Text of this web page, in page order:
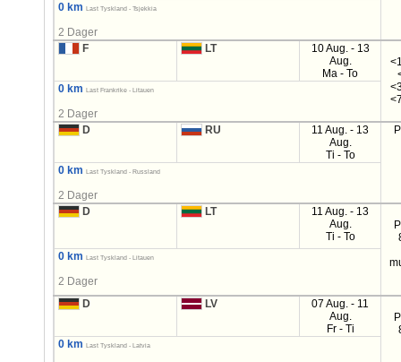
0 km
Last Tyskland - Tsjekkia
2 Dager
F
LT
10 Aug. - 13
Aug.
Ma - To
0 km Last Frankrike - Litauen
2 Dager
D
RU
11 Aug. - 13
Aug.
Ti - To
0 km Last Tyskland - Russland
2 Dager
D
LT
11 Aug. - 13
Aug.
Ti - To
0 km Last Tyskland - Litauen
2 Dager
D
LV
07 Aug. - 11
Aug.
Fr - Ti
0 km
Last Tyskland - Latvia